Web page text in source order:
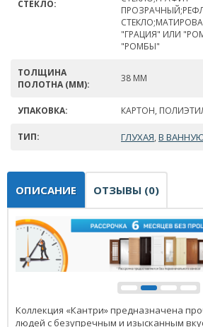
СТЕКЛО:
"ГРАЦИЯ" ИЛИ
"РОМБЫ"
ТОЛЩИНА
ПОЛОТНА (ММ):
38 ММ
УПАКОВКА: КАРТОН,
ТИП: ГЛУХАЯ, В
ОПИСАНИЕ ОТЗЫВЫ (0)
Коллекция «Кантри» предназначена
людей с безупречным и изысканным